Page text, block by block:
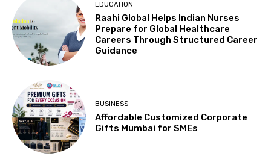
EDUCATION
Raahi Global Helps Indian Nurses
Prepare for Global Healthcare
Careers Through Structured Career
Guidance
BUSINESS
Affordable Customized Corporate
Gifts Mumbai for SMEs